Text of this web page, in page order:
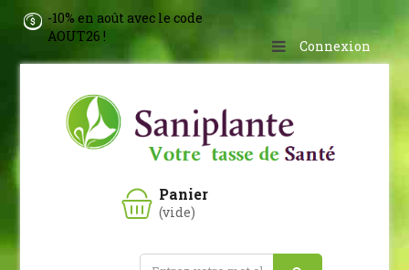
Connexion
-10% en août avec le code
AOUT26 !
Panier
(vide)